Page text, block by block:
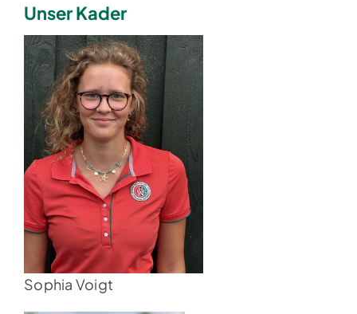
Unser Kader
Sophia Voigt